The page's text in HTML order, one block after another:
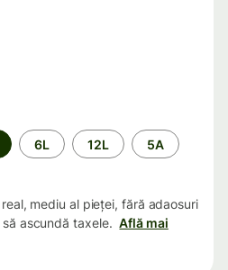
6L 12L 5A
mediu al pieței, fără adaosuri
ascundă taxele. Află mai